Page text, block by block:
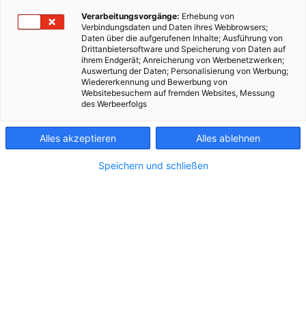
Verarbeitungsvorgänge: Erhebung von
Verbindungsdaten und Daten ihres Webbrowsers;
Daten über die aufgerufenen Inhalte; Ausführung von
Drittanbietersoftware und Speicherung von Daten auf
ihrem Endgerät; Anreicherung von Werbenetzwerken;
Auswertung der Daten; Personalisierung von Werbung;
Wiedererkennung und Bewerbung von
Websitebesuchern auf fremden Websites, Messung
des Werbeerfolgs
Alles akzeptieren Alles ablehnen
Speichern und schließen